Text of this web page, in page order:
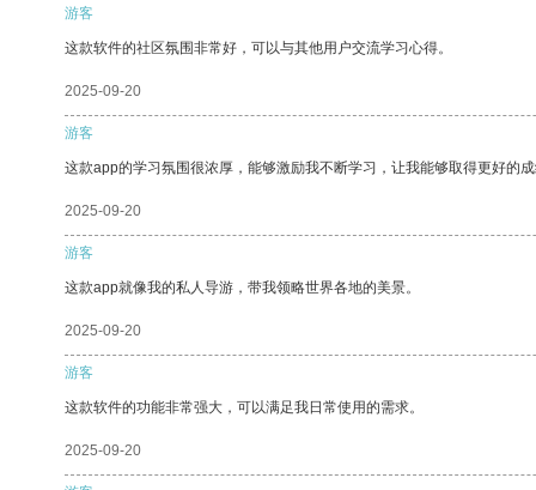
游客
这款软件的社区氛围非常好，可以与其他用户交流学习心得。
2025-09-20
游客
这款app的学习氛围很浓厚，能够激励我不断学习，让我能够取得更好的
2025-09-20
游客
这款app就像我的私人导游，带我领略世界各地的美景。
2025-09-20
游客
这款软件的功能非常强大，可以满足我日常使用的需求。
2025-09-20